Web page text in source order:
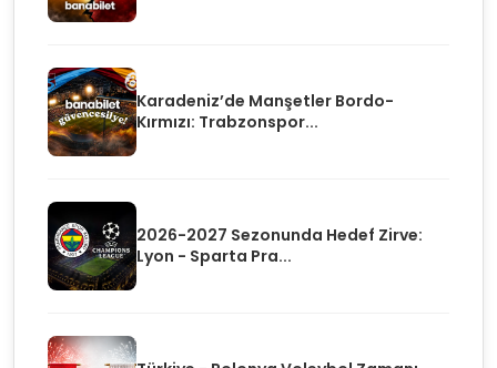
Karadeniz’de Manşetler Bordo-
Kırmızı: Trabzonspor...
2026-2027 Sezonunda Hedef Zirve:
Lyon - Sparta Pra...